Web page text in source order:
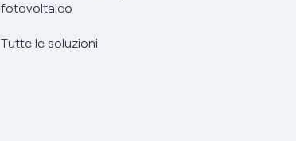
fotovoltaico
Tutte le soluzioni